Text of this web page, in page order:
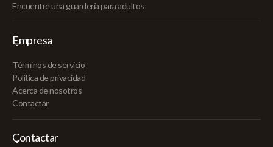
Encuentre una guardería para adultos
Empresa
Términos de servicio
Política de privacidad
Acerca de nosotros
Contactar
Contactar